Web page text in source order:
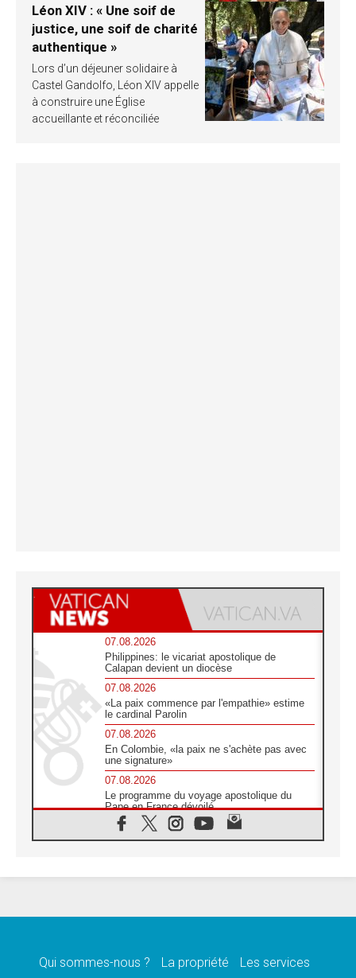
Léon XIV : « Une soif de
justice, une soif de charité
authentique »
Lors d’un déjeuner solidaire à
Castel Gandolfo, Léon XIV appelle
à construire une Église
accueillante et réconciliée
07.08.2026
Philippines: le vicariat apostolique de
Calapan devient un diocèse
07.08.2026
«La paix commence par l'empathie» estime
le cardinal Parolin
07.08.2026
En Colombie, «la paix ne s'achète pas avec
une signature»
07.08.2026
Le programme du voyage apostolique du
Pape en France dévoilé
07.08.2026
1ère Conférence continentale sur l'éducation
07.08.2026
07.08.2026
Qui sommes-nous ? La propriété Les services